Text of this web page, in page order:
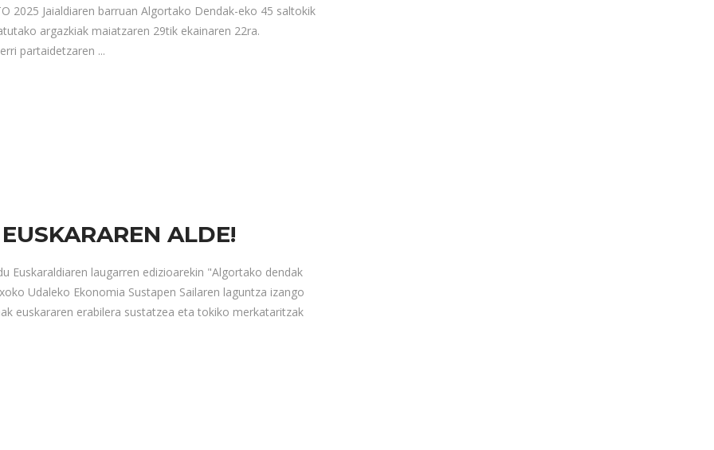
2025 Jaialdiaren barruan Algortako Dendak-eko 45 saltokik
argazkiak maiatzaren 29tik ekainaren 22ra.
partaidetzaren
ALDE!
Euskaraldiaren laugarren edizioarekin "Algortako dendak
Udaleko Ekonomia Sustapen Sailaren laguntza izango
euskararen erabilera sustatzea eta tokiko merkataritzak